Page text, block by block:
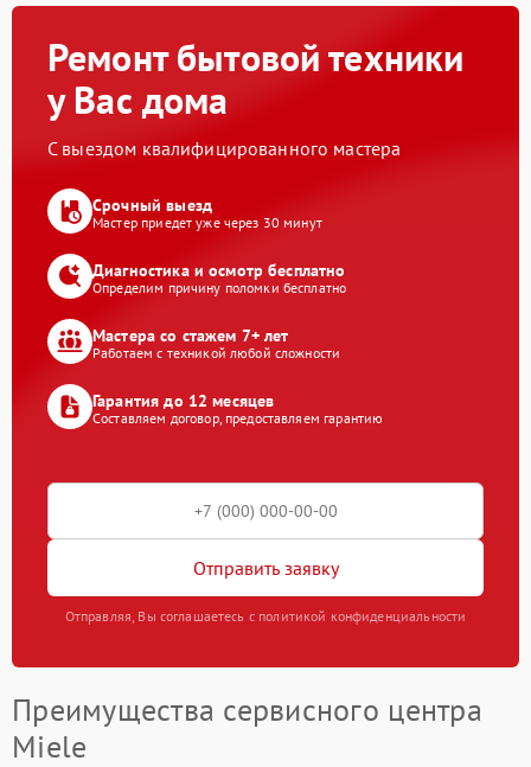
Ремонт бытовой техники
у Вас дома
С выездом квалифицированного мастера
Срочный выезд
Мастер приедет уже через 30 минут
Диагностика и осмотр бесплатно
Определим причину поломки бесплатно
Мастера со стажем 7+ лет
Работаем с техникой любой сложности
Гарантия до 12 месяцев
Составляем договор, предоставляем гарантию
Отправить заявку
Отправляя, Вы соглашаетесь с политикой конфиденциальности
Преимущества сервисного центра
Miele